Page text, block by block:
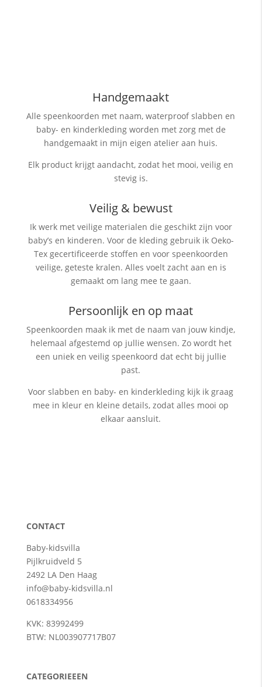
Handgemaakt
Alle speenkoorden met naam, waterproof slabbenen
baby- en kinderkleding worden met zorg met de
handgemaakt in mijn eigen atelier aan huis.
Elk product krijgt aandacht, zodat het mooi, veilig en
stevig is.
Veilig & bewust
Ik werk met veilige materialen die geschikt zijn voor
baby’s en kinderen. Voor de kleding gebruik ik Oeko-
Tex gecertificeerde stoffen en voor speenkoorden
veilige, geteste kralen. Alles voelt zacht aan en is
gemaakt om lang mee te gaan.
Persoonlijk en op maat
Speenkoorden maak ik met de naam van jouw kindje,
helemaal afgestemd op jullie wensen. Zo wordt het
een uniek en veilig speenkoord dat echt bij jullie
past.
Voor slabben en baby- en kinderkleding kijk ik graag
mee in kleur en kleine details, zodat alles mooi op
elkaar aansluit.
CONTACT
Baby-kidsvilla
Pijlkruidveld 5
2492 LA Den Haag
info@baby-kidsvilla.nl
0618334956
KVK: 83992499
BTW: NL003907717B07
CATEGORIEEEN